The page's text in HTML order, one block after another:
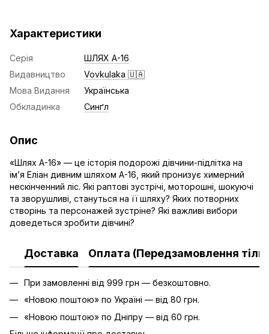
Характеристики
Серія
ШЛЯХ А-16
Видавництво
Vovkulaka 🇺🇦
Мова Видання
Українська
Обкладинка
Синґл
Опис
«Шлях А-16» — це історія подорожі дівчини-підлітка на
ім’я Еліан дивним шляхом А-16, який пронизує химерний
нескінченний ліс. Які раптові зустрічі, моторошні, шокуючі
та зворушливі, стануться на її шляху? Яких потворних
створінь та персонажей зустріне? Які важливі вибори
доведеться зробити дівчині?
Доставка Оплата (Передзамовлення
При замовленні від 999 грн — безкоштовно.
«Новою поштою» по Україні — від 80 грн.
«Новою поштою» по Дніпру — від 60 грн.